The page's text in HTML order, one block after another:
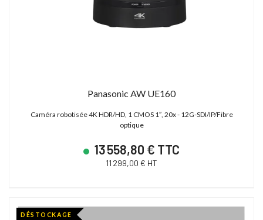
Panasonic AW UE160
Caméra robotisée 4K HDR/HD, 1 CMOS 1″, 20x - 12G-SDI/IP/Fibre
optique
13 558,80 € TTC
11 299,00 € HT
DÉSTOCKAGE